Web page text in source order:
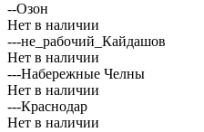
--Озон
Нет в наличии
---не_рабочий_Кайдашов
Нет в наличии
---Набережные Челны
Нет в наличии
---Краснодар
Нет в наличии